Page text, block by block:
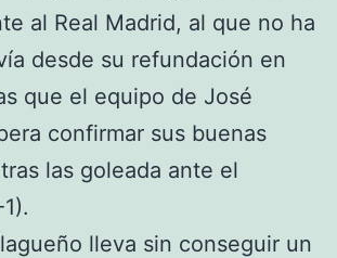
al Real Madrid, al que no ha
desde su refundación en
que el equipo de José
confirmar sus buenas
las goleada ante el
lleva sin conseguir un